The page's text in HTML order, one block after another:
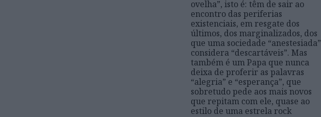
ovelha”, isto é: têm de sair ao
encontro das periferias
existenciais, em resgate dos
últimos, dos marginalizados, dos
que uma sociedade “anestesiada”
considera “descartáveis”. Mas
também é um Papa que nunca
deixa de proferir as palavras
“alegria” e “esperança”, que
sobretudo pede aos mais novos
que repitam com ele, quase ao
estilo de uma estrela rock